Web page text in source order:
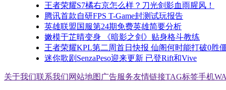
王者荣耀S7橘右京怎么样？刀光剑影血雨腥风！
腾讯首款自研FPS T-Game封测试玩报告
英雄联盟国服第24期免费英雄简要分析
嫩模于芷晴变身 《暗影之剑》贴身格斗教练
王者荣耀KPL第二周首日快报 仙阁何时能打破0胜
迷你歌剧SenzaPeso迎来更新 已登Rift和Vive
关于我们联系我们网站地图 广告服务友情链接TAG标签手机